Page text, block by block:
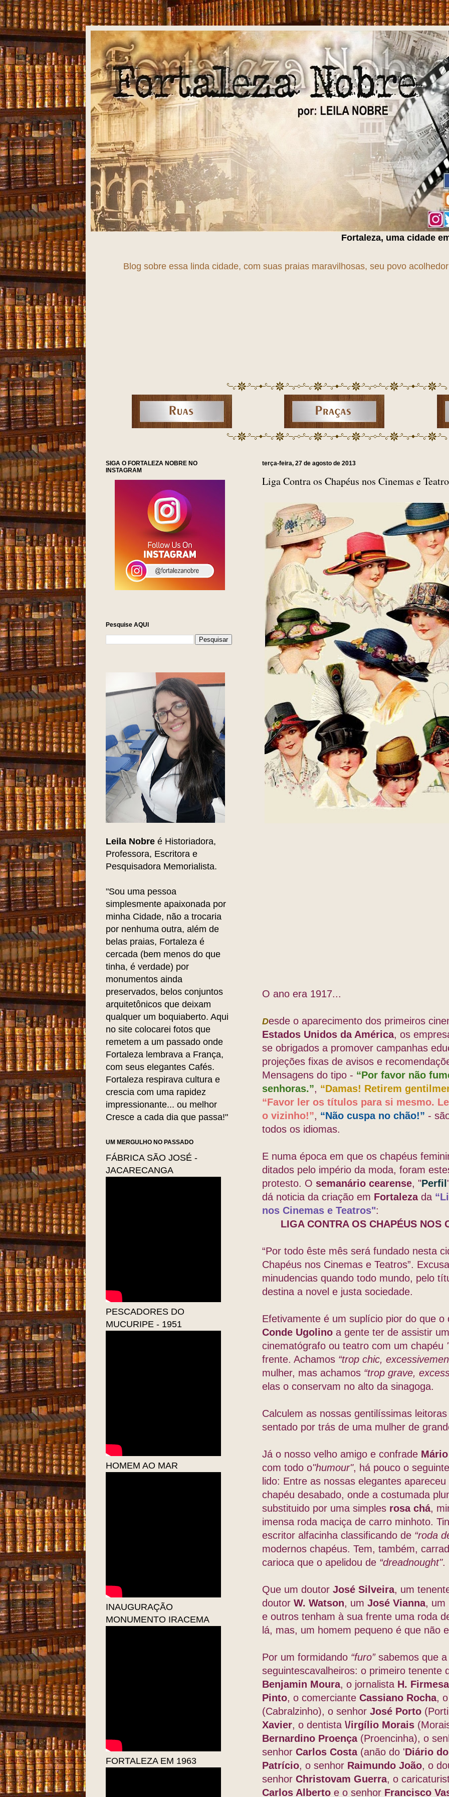
Fortaleza, uma cidade em TrAnSfOrMaÇã
Blog sobre essa linda cidade, com suas praias maravilhosas, seu povo
terça-feira, 27 de agosto de 2013
Liga Contra os Chapéus nos Cinemas e
O ano era 1917...
Desde o aparecimento dos primeiros
Estados Unidos da América, os
se obrigados a promover campanhas
projeções fixas de avisos e
Mensagens do tipo - “Por favor não
senhoras.”, “Damas! Retirem
“Favor ler os títulos para si mesmo.
o vizinho!”, “Não cuspa no chão!” -
todos os idiomas.
E numa época em que os chapéus
ditados pelo império da moda, foram
protesto. O semanário cearense, "Perfil
dá noticia da criação em Fortalezada
nos Cinemas e Teatros":
LIGA CONTRA OS CHAPÉUS NOS
“Por todo êste mês será fundado nesta
Chapéus nos Cinemas e Teatros”.
minudencias quando todo mundo, pelo
destina a novel e justa sociedade.
Efetivamente é um suplício pior do que
Conde Ugolino a gente ter de assistir
cinematógrafo ou teatro com um chapéu
frente. Achamos “trop chic,
mulher, mas achamos “trop grave,
elas o conservam no alto da sinagoga.
Calculem as nossas gentilíssimas
sentado por trás de uma mulher de
Já o nosso velho amigo e confrade
com todo o"humour", há pouco o
lido: Entre as nossas elegantes
chapéu desabado, onde a costumada
substituido por uma simples rosa chá,
imensa roda maciça de carro minhoto.
escritor alfacinha classificando de “roda
modernos chapéus. Tem, também,
carioca que o apelidou de “dreadnought".
Que um doutor José Silveira, um
doutor W. Watson, um José Vianna, um
e outros tenham à sua frente uma roda
lá, mas, um homem pequeno é que não
Por um formidando “furo”sabemos que
seguintescavalheiros: o primeiro tenente
Benjamin Moura, o jornalista H. Firmesa
Pinto, o comerciante Cassiano Rocha,
(Cabralzinho), o senhor José Porto
Xavier, o dentista \/irgílio Morais
Bernardino Proença(Proencinha), o
senhor Carlos Costa(anão do 'Diário
Patrício, o senhor Raimundo João, o
senhor Christovam Guerra, o
Carlos Alberto e o senhor Francisco
SIGA O FORTALEZA NOBRE NO
INSTAGRAM
Pesquise AQUI
Leila Nobre é Historiadora,
Professora, Escritora e
Pesquisadora Memorialista.
"Sou uma pessoa
simplesmente apaixonada por
minha Cidade, não a trocaria
por nenhuma outra, além de
belas praias, Fortaleza é
cercada (bem menos do que
tinha, é verdade) por
monumentos ainda
preservados, belos conjuntos
arquitetônicos que deixam
qualquer um boquiaberto. Aqui
no site colocarei fotos que
remetem a um passado onde
Fortaleza lembrava a França,
com seus elegantes Cafés.
Fortaleza respirava cultura e
crescia com uma rapidez
impressionante... ou melhor
Cresce a cada dia que passa!"
UM MERGULHO NO PASSADO
FÁBRICA SÃO JOSÉ -
JACARECANGA
PESCADORES DO
MUCURIPE - 1951
HOMEM AO MAR
INAUGURAÇÃO
MONUMENTO IRACEMA
FORTALEZA EM 1963